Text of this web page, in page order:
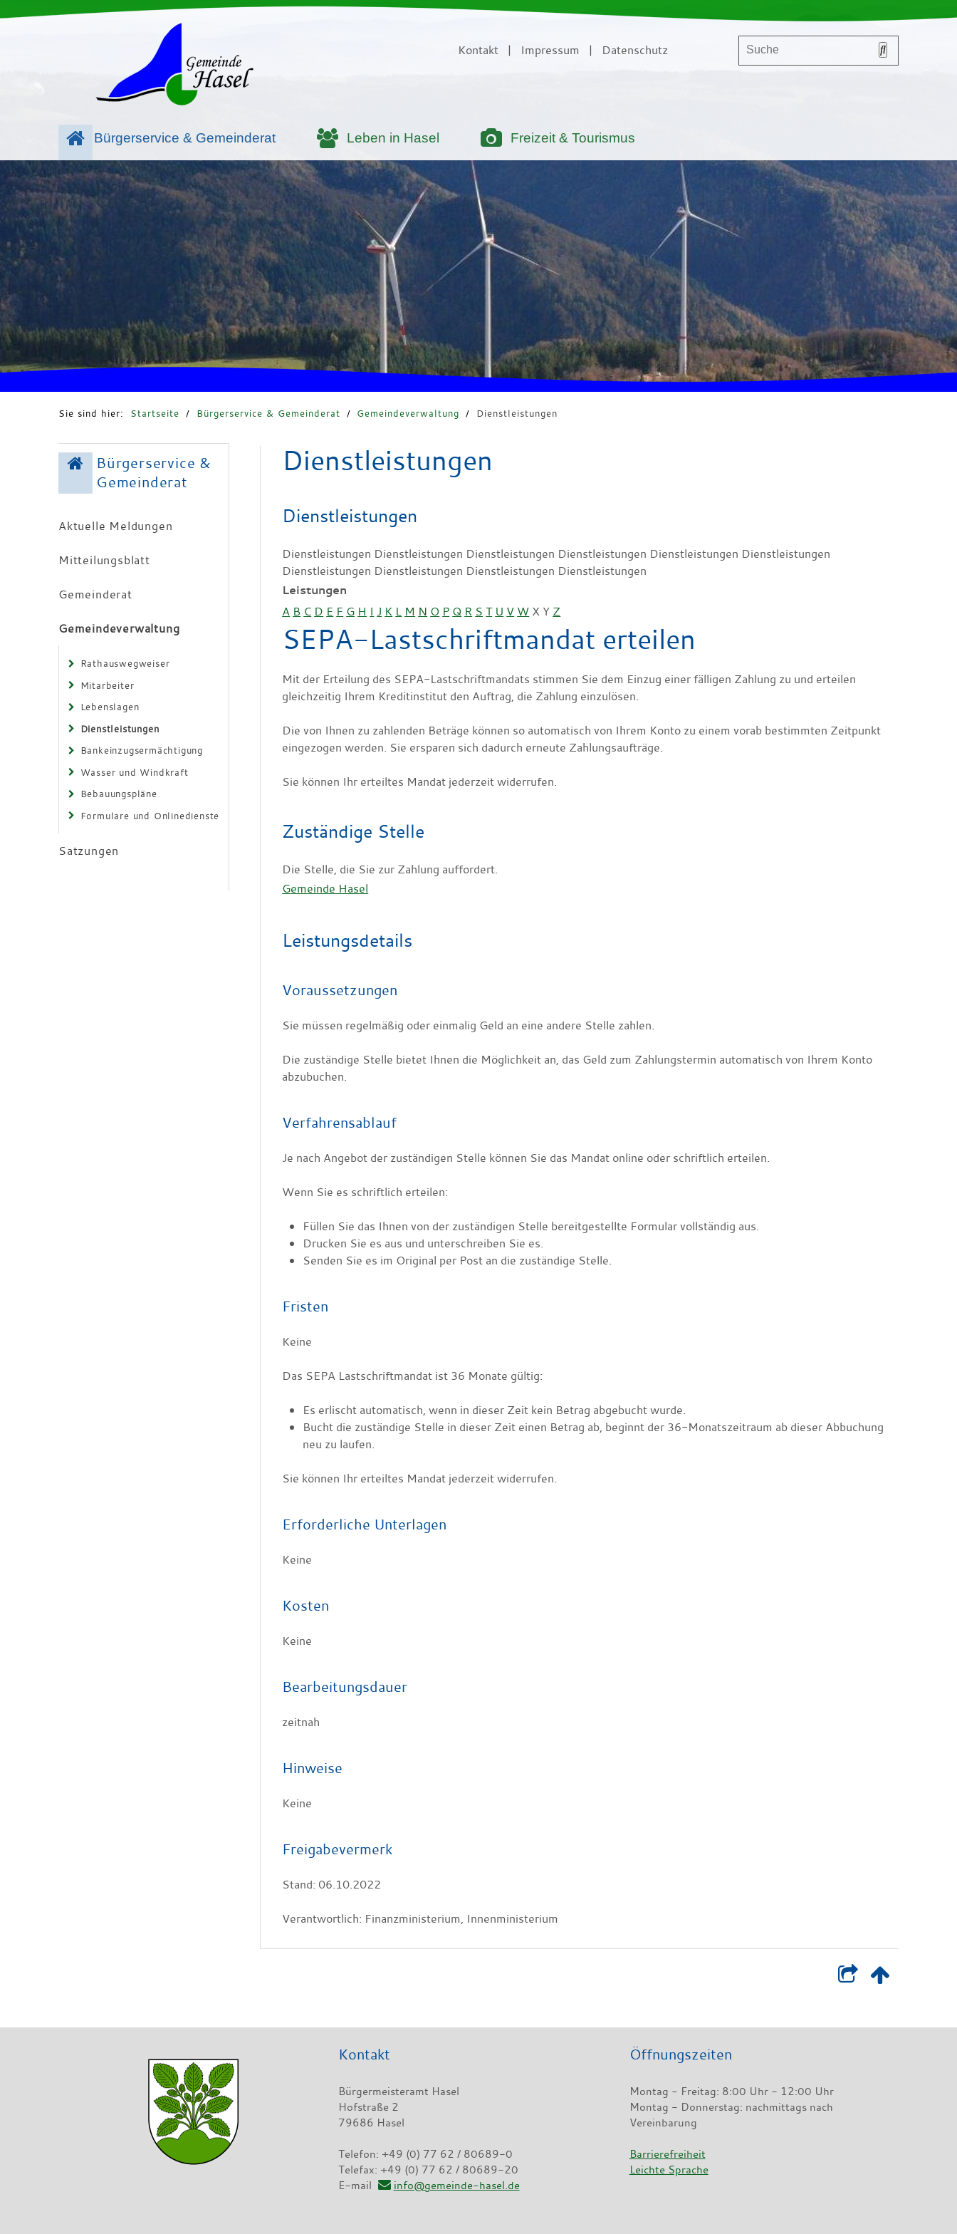
Kontakt | Impressum | Datenschutz
Bürgerservice & Gemeinderat Leben in Hasel Freizeit & Tourismus
Sie sind hier: Startseite / Bürgerservice & Gemeinderat / Gemeindeverwaltung / Dienstleistungen
Bürgerservice &
Gemeinderat
Aktuelle Meldungen
Mitteilungsblatt
Gemeinderat
Gemeindeverwaltung
Rathauswegweiser
Mitarbeiter
Lebenslagen
Dienstleistungen
Bankeinzugsermächtigung
Wasser und Windkraft
Bebauungspläne
Formulare und Onlinedienste
Satzungen
Dienstleistungen
Dienstleistungen
Dienstleistungen Dienstleistungen Dienstleistungen Dienstleistungen Dienstleistungen Dienstleistungen
Dienstleistungen Dienstleistungen Dienstleistungen Dienstleistungen
Leistungen
A B C D E F G H I J K L M N O P Q R S T U V W X Y Z
SEPA-Lastschriftmandat erteilen
Mit der Erteilung des SEPA-Lastschriftmandats stimmen Sie dem Einzug einer fälligen Zahlung zu und erteilen
gleichzeitig Ihrem Kreditinstitut den Auftrag, die Zahlung einzulösen.
Die von Ihnen zu zahlenden Beträge können so automatisch von Ihrem Konto zu einem vorab bestimmten Zeitpunkt
eingezogen werden. Sie ersparen sich dadurch erneute Zahlungsaufträge.
Sie können Ihr erteiltes Mandat jederzeit widerrufen.
Zuständige Stelle
Die Stelle, die Sie zur Zahlung auffordert.
Gemeinde Hasel
Leistungsdetails
Voraussetzungen
Sie müssen regelmäßig oder einmalig Geld an eine andere Stelle zahlen.
Die zuständige Stelle bietet Ihnen die Möglichkeit an, das Geld zum Zahlungstermin automatisch von Ihrem Konto
abzubuchen.
Verfahrensablauf
Je nach Angebot der zuständigen Stelle können Sie das Mandat online oder schriftlich erteilen.
Wenn Sie es schriftlich erteilen:
Füllen Sie das Ihnen von der zuständigen Stelle bereitgestellte Formular vollständig aus.
Drucken Sie es aus und unterschreiben Sie es.
Senden Sie es im Original per Post an die zuständige Stelle.
Fristen
Keine
Das SEPA Lastschriftmandat ist 36 Monate gültig:
Es erlischt automatisch, wenn in dieser Zeit kein Betrag abgebucht wurde.
Bucht die zuständige Stelle in dieser Zeit einen Betrag ab, beginnt der 36-Monatszeitraum ab dieser Abbuchung
neu zu laufen.
Sie können Ihr erteiltes Mandat jederzeit widerrufen.
Erforderliche Unterlagen
Keine
Kosten
Keine
Bearbeitungsdauer
zeitnah
Hinweise
Keine
Freigabevermerk
Stand: 06.10.2022
Verantwortlich: Finanzministerium, Innenministerium
Kontakt
Bürgermeisteramt Hasel
Hofstraße 2
79686 Hasel
Telefon: +49 (0) 77 62 / 80689-0
Telefax: +49 (0) 77 62 / 80689-20
E-mail
info@gemeinde-hasel.de
Öffnungszeiten
Montag - Freitag: 8:00 Uhr - 12:00 Uhr
Montag - Donnerstag: nachmittags nach
Vereinbarung
Barrierefreiheit
Leichte Sprache